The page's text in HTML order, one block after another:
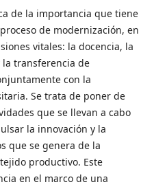
de la importancia que tiene
de modernización, en
vitales: la docencia, la
transferencia de
con la
Se trata de poner de
que se llevan a cabo
la innovación y la
que se genera de la
productivo. Este
en el marco de una